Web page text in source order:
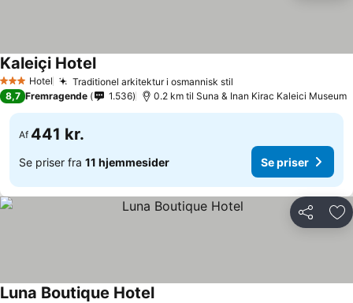
3 StjernerHotel Traditionel arkitektur i osmannisk stil
Kaleiçi Hotel
8,7 Fremragende 1.536 0.2 km til Suna & Inan Kirac Kaleici Museum
Af 441 kr.
Se priser fra 11 hjemmesider Se priser
Del
Luna Boutique Hotel